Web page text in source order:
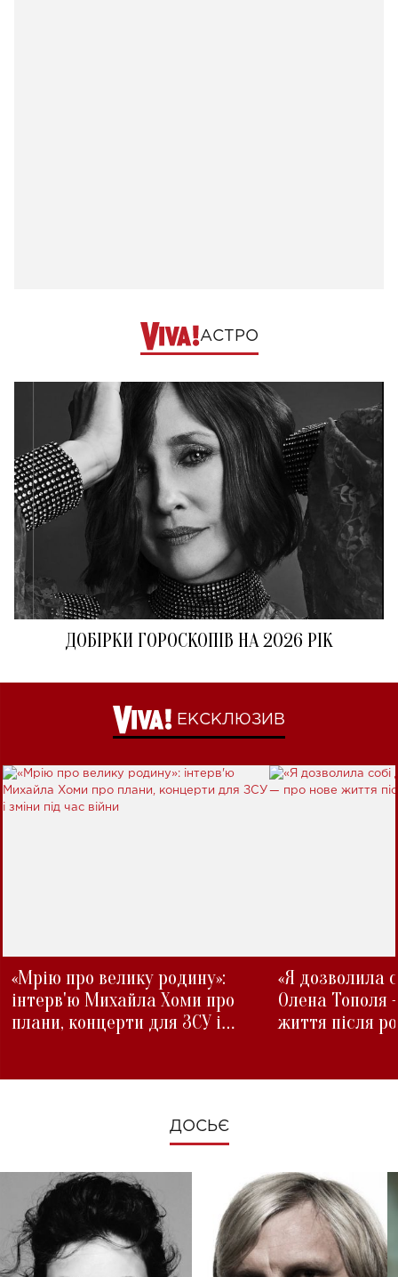
АСТРО
ДОБІРКИ ГОРОСКОПІВ НА 2026 РІК
ЕКСКЛЮЗИВ
«Мрію про велику родину»:
інтерв'ю Михайла Хоми про
плани, концерти для ЗСУ і
«Я дозволила
Олена Тополя
життя після
ДОСЬЄ